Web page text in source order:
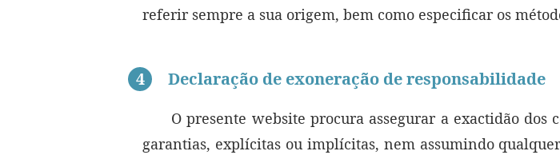
referir sempre a sua origem, bem como especificar os
4 Declaração de exoneração de responsabilidade
O presente website procura assegurar a exactidão
garantias, explícitas ou implícitas, nem assumindo